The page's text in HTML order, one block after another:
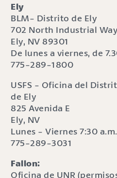
Ely
BLM- Distrito de Ely
702 North Industrial Way
Ely, NV 89301
De lunes a viernes, de
775-289-1800
USFS - Oficina del
de Ely
825 Avenida E
Ely, NV
Lunes - Viernes 7:30
775-289-3031
Fallon:
Oficina de UNR